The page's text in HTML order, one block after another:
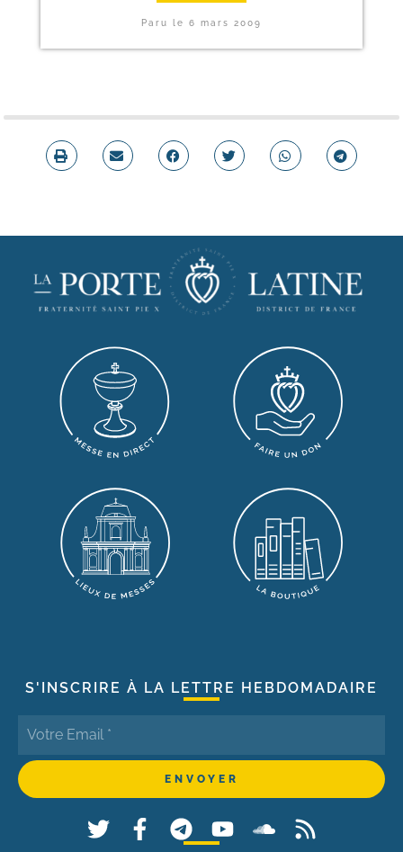
Paru le 6 mars 2009
S'INSCRIRE À LA LETTRE HEBDOMADAIRE